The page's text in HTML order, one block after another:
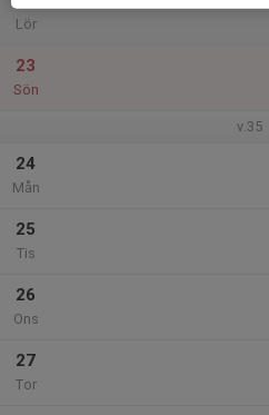
Lör
23
Sön
v.35
24
Mån
25
Tis
26
Ons
27
Tor